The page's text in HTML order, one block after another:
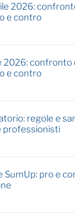
2026:
e contro
2026: confronto
e contro
regole e
professionisti
SumUp: pro e